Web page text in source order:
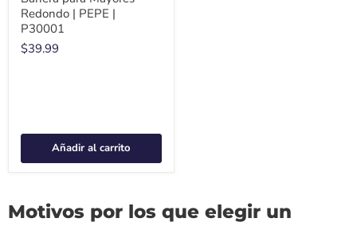
Redondo | PEPE |
P30001
$39.99
Añadir al carrito
Motivos por los que elegir un